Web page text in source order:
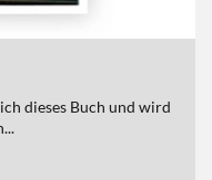
dieses Buch und wird